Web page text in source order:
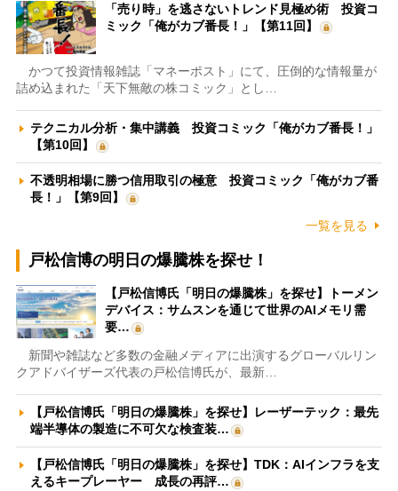
「売り時」を逃さないトレンド見極め術 投資コ
ミック「俺がカブ番長！」【第11回】
かつて投資情報雑誌「マネーポスト」にて、圧倒的な情報量が
詰め込まれた「天下無敵の株コミック」とし…
テクニカル分析・集中講義 投資コミック「俺がカブ番長！」
【第10回】
不透明相場に勝つ信用取引の極意 投資コミック「俺がカブ番
長！」【第9回】
一覧を見る
戸松信博の明日の爆騰株を探せ！
【戸松信博氏「明日の爆騰株」を探せ】トーメン
デバイス：サムスンを通じて世界のAIメモリ需
要…
新聞や雑誌など多数の金融メディアに出演するグローバルリン
クアドバイザーズ代表の戸松信博氏が、最新…
【戸松信博氏「明日の爆騰株」を探せ】レーザーテック：最先
端半導体の製造に不可欠な検査装…
【戸松信博氏「明日の爆騰株」を探せ】TDK：AIインフラを支
えるキープレーヤー 成長の再評…